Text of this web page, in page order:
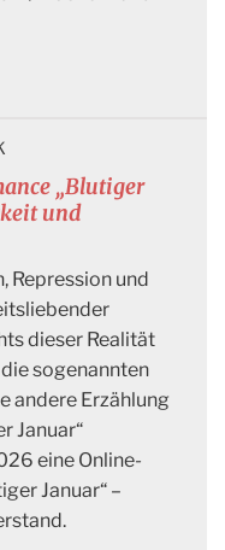
„Blutiger
und
Repression und
dieser Realität
sogenannten
andere Erzählung
Januar“
eine Online-
Januar“ –